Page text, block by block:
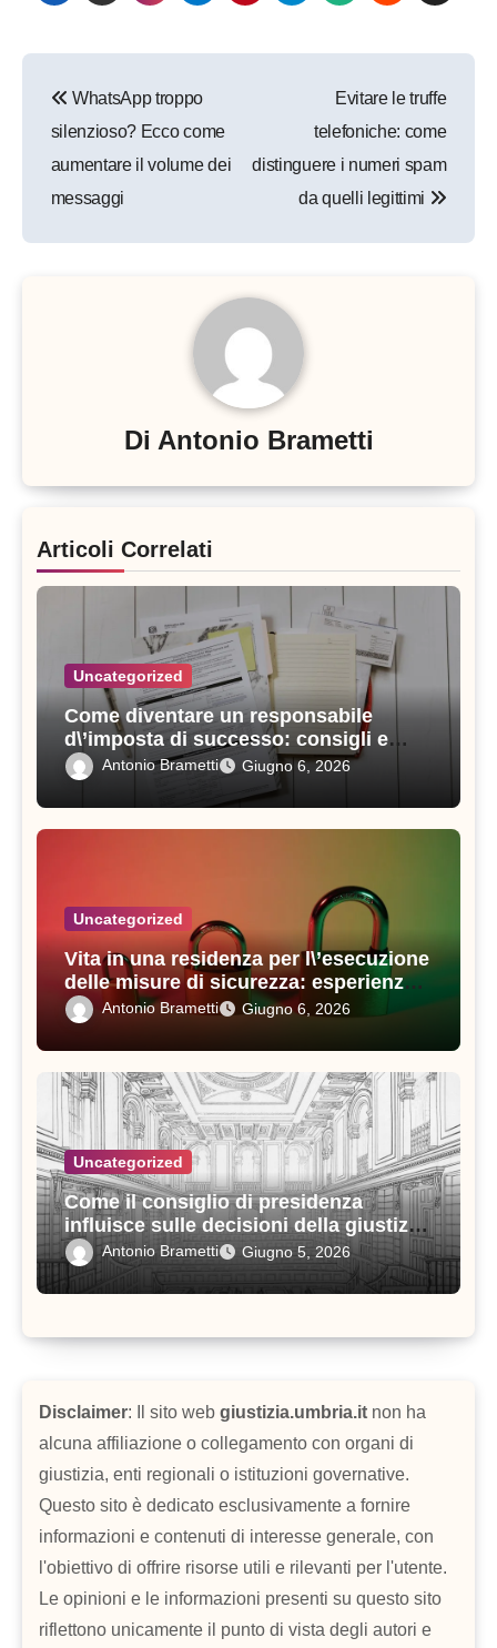
articoli
WhatsApp troppo
silenzioso? Ecco come
aumentare il volume dei
messaggi
Evitare le truffe
telefoniche: come
distinguere i numeri spam
da quelli legittimi
Di Antonio Brametti
Articoli Correlati
Uncategorized
Come diventare un responsabile
d\’imposta di successo: consigli e
strategie vincenti
Antonio Brametti Giugno 6, 2026
Uncategorized
Vita in una residenza per l\’esecuzione
delle misure di sicurezza: esperienze e
consigli utili
Antonio Brametti Giugno 6, 2026
Uncategorized
Come il consiglio di presidenza
influisce sulle decisioni della giustizia
amministrativa
Antonio Brametti Giugno 5, 2026
Disclaimer: Il sito web giustizia.umbria.it non ha
alcuna affiliazione o collegamento con organi di
giustizia, enti regionali o istituzioni governative.
Questo sito è dedicato esclusivamente a fornire
informazioni e contenuti di interesse generale, con
l'obiettivo di offrire risorse utili e rilevanti per l'utente.
Le opinioni e le informazioni presenti su questo sito
riflettono unicamente il punto di vista degli autori e